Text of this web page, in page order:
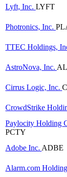
Lyft, Inc. LYFT
Photronics, Inc.
TTEC Holdings,
AstroNova, Inc.
Cirrus Logic, Inc.
CrowdStrike
Paylocity Holding
PCTY
Adobe Inc. ADBE
Alarm.com